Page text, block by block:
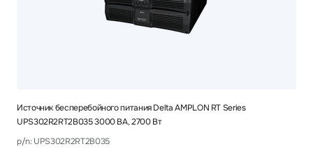
Источник бесперебойного питания Delta AMPLON RT Series
UPS302R2RT2B035 3000 ВА, 2700 Вт
p/n: UPS302R2RT2B035